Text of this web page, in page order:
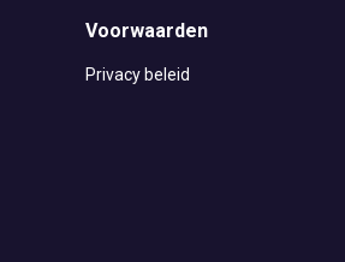
Voorwaarden
Privacy beleid